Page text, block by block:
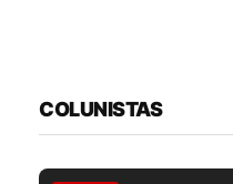
COLUNISTAS